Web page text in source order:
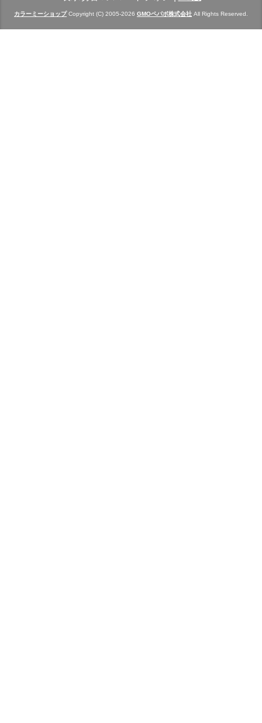
カラーミーショップCopyright (C) 2005-2026 GMOペパボ株式会社 All Rights Reserved.